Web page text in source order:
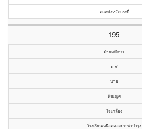
คณะจังหวัดกระบี่
195
มัธยมศึกษา
ม.๔
นาย
พิชเญศ
ใจเกลี้ยง
โรงเรียนเหนือคลองประชาบำรุง